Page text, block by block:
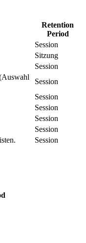
Retention
Period
Session
Sitzung
Session
Session
Session
Session
Session
Session
Session